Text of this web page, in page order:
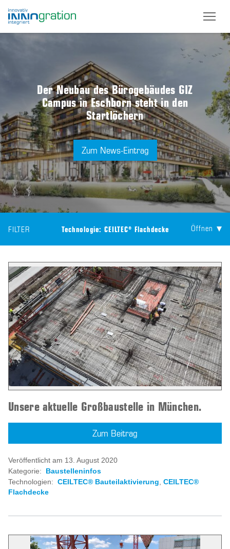
Der Neubau des Bürogebäudes GIZ
Campus in Eschborn steht in den
Startlöchern
Zum News-Eintrag
FILTER Technologie: CEILTEC® Flachdecke Öffnen
Unsere aktuelle Großbaustelle in München.
Zum Beitrag
Veröffentlicht am 13. August 2020
Kategorie:
Baustelleninfos
Technologien: CEILTEC® Bauteilaktivierung CEILTEC®
Flachdecke